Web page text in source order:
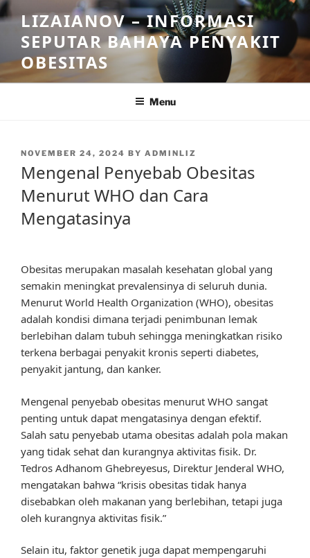
Skip
to
content
LIZAIANOV – INFORMASI
SEPUTAR BAHAYA PENYAKIT
OBESITAS
Menu
POSTED
NOVEMBER 24, 2024 BY ADMINLIZ
Mengenal Penyebab Obesitas
Menurut WHO dan Cara
Mengatasinya
Obesitas merupakan masalah kesehatan global yang
semakin meningkat prevalensinya di seluruh dunia.
Menurut World Health Organization (WHO), obesitas
adalah kondisi dimana terjadi penimbunan lemak
berlebihan dalam tubuh sehingga meningkatkan risiko
terkena berbagai penyakit kronis seperti diabetes,
penyakit jantung, dan kanker.
Mengenal penyebab obesitas menurut WHO sangat
penting untuk dapat mengatasinya dengan efektif.
Salah satu penyebab utama obesitas adalah pola makan
yang tidak sehat dan kurangnya aktivitas fisik. Dr.
Tedros Adhanom Ghebreyesus, Direktur Jenderal WHO,
mengatakan bahwa “krisis obesitas tidak hanya
disebabkan oleh makanan yang berlebihan, tetapi juga
oleh kurangnya aktivitas fisik.”
Selain itu, faktor genetik juga dapat mempengaruhi